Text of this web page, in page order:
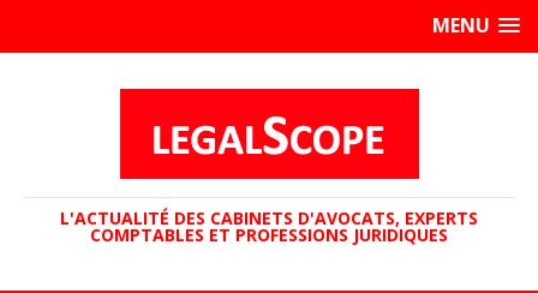
MENU
L'ACTUALITÉ DES CABINETS D'AVOCATS, EXPERTS
COMPTABLES ET PROFESSIONS JURIDIQUES